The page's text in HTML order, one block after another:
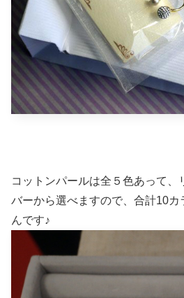
コットンパールは全５色あって、
バーから選べますので、合計10カ
んです♪